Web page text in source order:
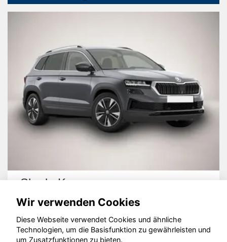
Skoda Karoq
© konjunkturmotor.de GmbH 2020 - 2026
Wir verwenden Cookies
Diese Webseite verwendet Cookies und ähnliche
Technologien, um die Basisfunktion zu gewährleisten und
um Zusatzfunktionen zu bieten.